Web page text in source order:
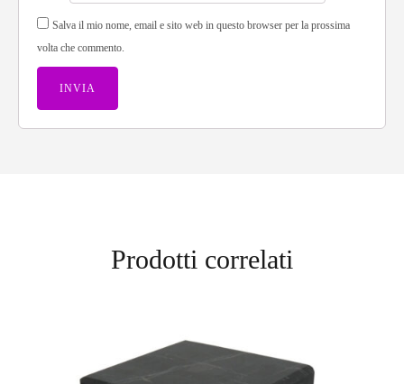
Salva il mio nome, email e sito web in questo browser per la prossima
volta che commento.
Prodotti correlati